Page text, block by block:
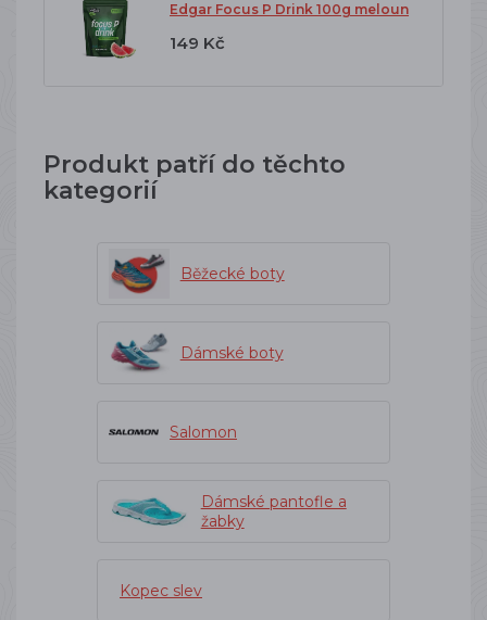
Edgar Focus P Drink 100g meloun
149 Kč
Produkt patří do těchto
kategorií
Běžecké boty
Dámské boty
Salomon
Dámské pantofle a
žabky
Kopec slev